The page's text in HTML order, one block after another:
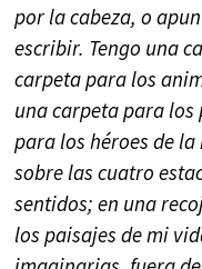
por la cabeza, o
escribir. Tengo una
carpeta para los
una carpeta para
para los héroes de
sobre las cuatro
sentidos; en una
los paisajes de mi